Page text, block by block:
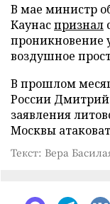
В мае министр
Каунаспризнал
проникновение
воздушное
В прошлом
России Дмитрий
заявления
Москвы
Текст: Вера